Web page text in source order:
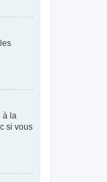
à la
si vous